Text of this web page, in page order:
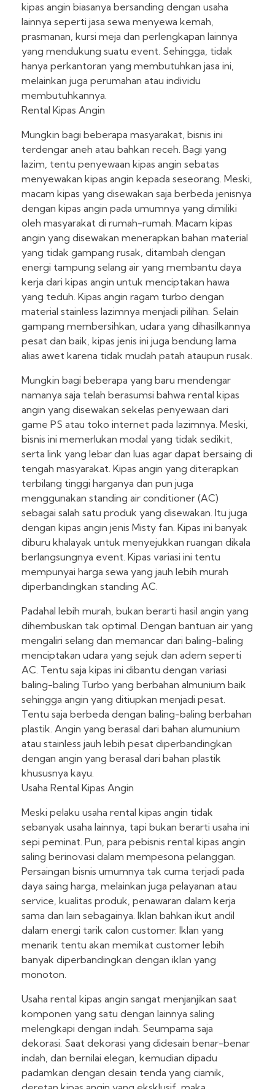
kipas angin biasanya bersanding dengan usaha
lainnya seperti jasa sewa menyewa kemah,
prasmanan, kursi meja dan perlengkapan lainnya
yang mendukung suatu event. Sehingga, tidak
hanya perkantoran yang membutuhkan jasa ini,
melainkan juga perumahan atau individu
membutuhkannya.
Rental Kipas Angin
Mungkin bagi beberapa masyarakat, bisnis ini
terdengar aneh atau bahkan receh. Bagi yang
lazim, tentu penyewaan kipas angin sebatas
menyewakan kipas angin kepada seseorang. Meski,
macam kipas yang disewakan saja berbeda jenisnya
dengan kipas angin pada umumnya yang dimiliki
oleh masyarakat di rumah-rumah. Macam kipas
angin yang disewakan menerapkan bahan material
yang tidak gampang rusak, ditambah dengan
energi tampung selang air yang membantu daya
kerja dari kipas angin untuk menciptakan hawa
yang teduh. Kipas angin ragam turbo dengan
material stainless lazimnya menjadi pilihan. Selain
gampang membersihkan, udara yang dihasilkannya
pesat dan baik, kipas jenis ini juga bendung lama
alias awet karena tidak mudah patah ataupun rusak.
Mungkin bagi beberapa yang baru mendengar
namanya saja telah berasumsi bahwa rental kipas
angin yang disewakan sekelas penyewaan dari
game PS atau toko internet pada lazimnya. Meski,
bisnis ini memerlukan modal yang tidak sedikit,
serta link yang lebar dan luas agar dapat bersaing di
tengah masyarakat. Kipas angin yang diterapkan
terbilang tinggi harganya dan pun juga
menggunakan standing air conditioner (AC)
sebagai salah satu produk yang disewakan. Itu juga
dengan kipas angin jenis Misty fan. Kipas ini banyak
diburu khalayak untuk menyejukkan ruangan dikala
berlangsungnya event. Kipas variasi ini tentu
mempunyai harga sewa yang jauh lebih murah
diperbandingkan standing AC.
Padahal lebih murah, bukan berarti hasil angin yang
dihembuskan tak optimal. Dengan bantuan air yang
mengaliri selang dan memancar dari baling-baling
menciptakan udara yang sejuk dan adem seperti
AC. Tentu saja kipas ini dibantu dengan variasi
baling-baling Turbo yang berbahan almunium baik
sehingga angin yang ditiupkan menjadi pesat.
Tentu saja berbeda dengan baling-baling berbahan
plastik. Angin yang berasal dari bahan alumunium
atau stainless jauh lebih pesat diperbandingkan
dengan angin yang berasal dari bahan plastik
khususnya kayu.
Usaha Rental Kipas Angin
Meski pelaku usaha rental kipas angin tidak
sebanyak usaha lainnya, tapi bukan berarti usaha ini
sepi peminat. Pun, para pebisnis rental kipas angin
saling berinovasi dalam mempesona pelanggan.
Persaingan bisnis umumnya tak cuma terjadi pada
daya saing harga, melainkan juga pelayanan atau
service, kualitas produk, penawaran dalam kerja
sama dan lain sebagainya. Iklan bahkan ikut andil
dalam energi tarik calon customer. Iklan yang
menarik tentu akan memikat customer lebih
banyak diperbandingkan dengan iklan yang
monoton.
Usaha rental kipas angin sangat menjanjikan saat
komponen yang satu dengan lainnya saling
melengkapi dengan indah. Seumpama saja
dekorasi. Saat dekorasi yang didesain benar-benar
indah, dan bernilai elegan, kemudian dipadu
padamkan dengan desain tenda yang ciamik,